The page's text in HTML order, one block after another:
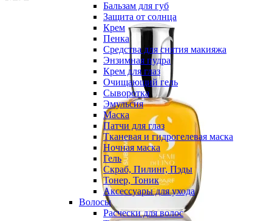
Бальзам для губ
Защита от солнца
Крем
Пенка
Средства для снятия макияжа
Энзимная пудра
Крем для глаз
Очищающий гель
Сыворотка
Эмульсия
Маска
Патчи для глаз
Тканевая и гидрогелевая маска
Ночная маска
Гель
Скраб, Пилинг, Пэды
Тонер, Тоник
Аксессуары для ухода
Волосы
Расчески для волос